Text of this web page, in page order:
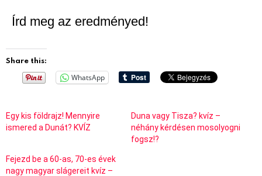
Írd meg az eredményed!
Share this:
WhatsApp
Egy kis földrajz! Mennyire
ismered a Dunát? KVÍZ
Duna vagy Tisza? kvíz –
néhány kérdésen mosolyogni
fogsz!?
Fejezd be a 60-as, 70-es évek
nagy magyar slágereit kvíz –